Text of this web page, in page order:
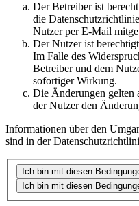
Der Betreiber ist
die
Nutzer per E-Mail
Der Nutzer ist
Im Falle des
Betreiber und dem
sofortiger Wirkung.
Die Änderungen gelten
der Nutzer den
Informationen über den
sind in der